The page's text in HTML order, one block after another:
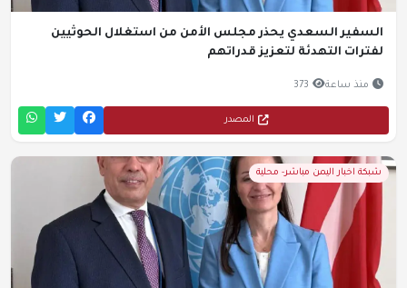
السفير السعدي يحذر مجلس الأمن من استغلال الحوثيين
لفترات التهدئة لتعزيز قدراتهم
منذ ساعة 373
المصدر
شبكة اخبار اليمن مباشر- محلية